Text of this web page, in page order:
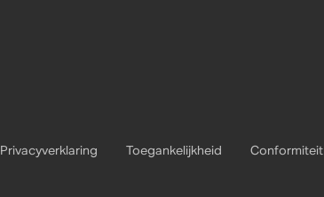
Privacyverklaring Toegankelijkheid Conformiteit